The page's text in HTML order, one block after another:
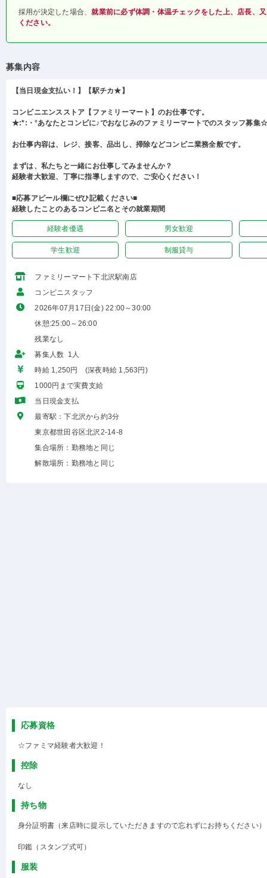
採用が決定した場合、就業前に必ず体調・体温チェックをした上、店長、
ください。
募集内容
【当日現金支払い！】【駅チカ★】
コンビニエンスストア【ファミリーマート】のお仕事です。
★:*:・°あなたとコンビに♪でおなじみのファミリーマートでのスタッフ募集
お仕事内容は、レジ、接客、品出し、掃除などコンビニ業務全般です。
まずは、私たちと一緒にお仕事してみませんか？
経験者大歓迎、丁寧に指導しますので、ご安心ください！
■応募アピール欄にぜひ記載ください■
経験したことのあるコンビニ名とその就業期間
経験者優遇 男女歓迎
学生歓迎 制服貸与
ファミリーマート下北沢駅南店
コンビニスタッフ
2026年07月17日(金) 22:00～30:00
休憩:25:00～26:00
残業なし
募集人数 1人
時給 1,250円 (深夜時給 1,563円)
1000円まで実費支給
当日現金支払
最寄駅：下北沢から約3分
東京都世田谷区北沢2-14-8
集合場所：勤務地と同じ
解散場所：勤務地と同じ
応募資格
☆ファミマ経験者大歓迎！
控除
なし
持ち物
身分証明書（来店時に提示していただきますので忘れずにお持ちください）
印鑑（スタンプ式可）
服装